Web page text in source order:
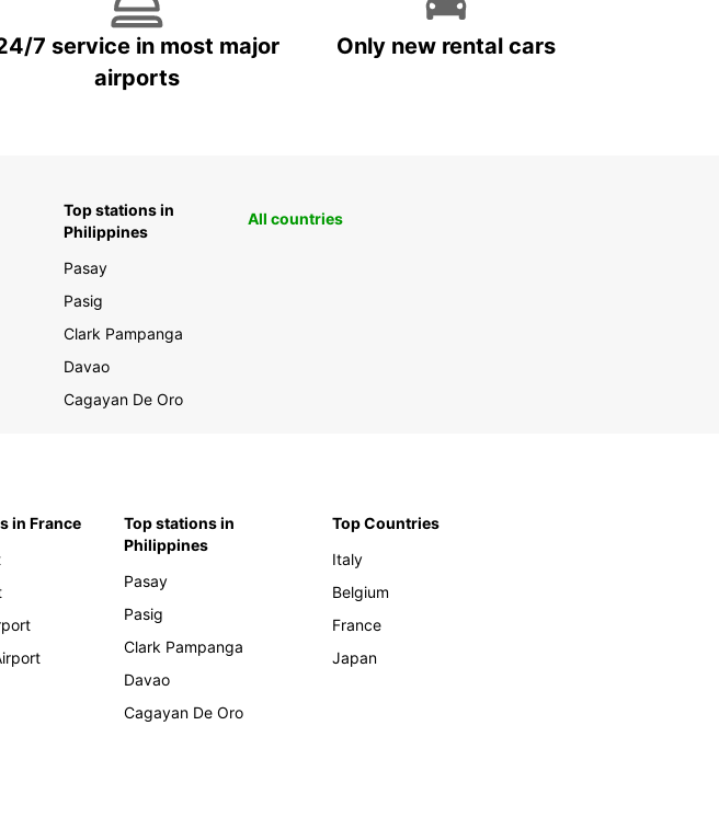
7 service in most major
airports
Only new rental cars
Top stations in
Philippines
Pasay
Pasig
Clark Pampanga
Davao
Cagayan De Oro
All countries
in France
Top stations in
Philippines
Pasay
Pasig
Clark Pampanga
Davao
Cagayan De Oro
Top Countries
Italy
Belgium
France
Japan